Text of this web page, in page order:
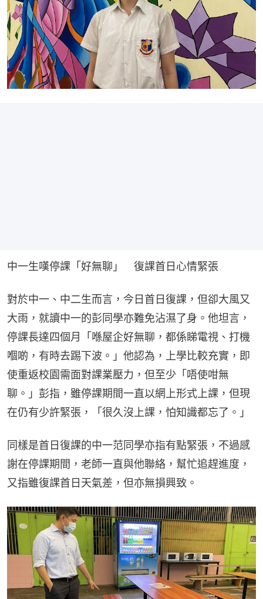
中一生嘆停課「好無聊」　復課首日心情緊張
對於中一、中二生而言，今日首日復課，但卻大風又
大雨，就讀中一的彭同學亦難免沾濕了身。他坦言，
停課長達四個月「喺屋企好無聊，都係睇電視、打機
嗰啲，有時去踢下波。」他認為，上學比較充實，即
使重返校園需面對課業壓力，但至少「唔使咁無
聊。」彭指，雖停課期間一直以網上形式上課，但現
在仍有少許緊張，「很久沒上課，怕知識都忘了。」
同樣是首日復課的中一范同學亦指有點緊張，不過感
謝在停課期間，老師一直與他聯絡，幫忙追趕進度，
又指雖復課首日天氣差，但亦無損興致。